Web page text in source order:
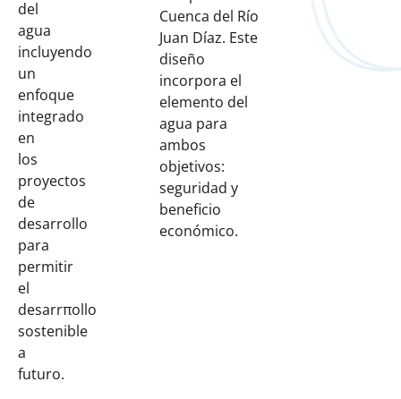
del
agua
incluyendo
un
enfoque
integrado
en
los
proyectos
de
desarrollo
para
permitir
el
desarrπollo
sostenible
a
futuro.
Cuenca del Río
Juan Díaz. Este
diseño
incorpora el
elemento del
agua para
ambos
objetivos:
seguridad y
beneficio
económico.